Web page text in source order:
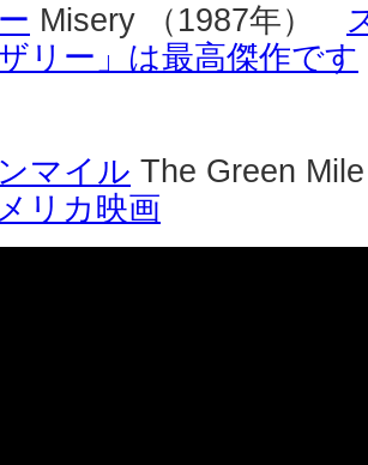
Misery （1987年）
リー」は最高傑作です
マイル The Green
リカ映画